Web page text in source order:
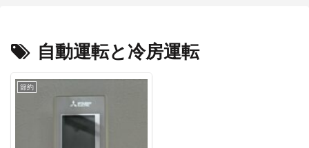
自動運転と冷房運転
節約